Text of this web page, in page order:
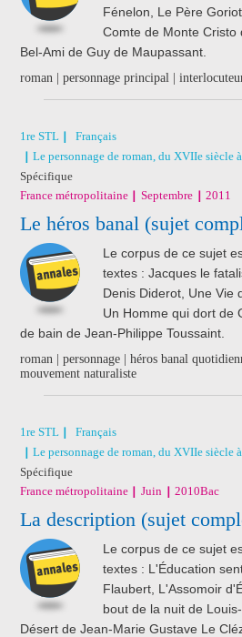
Fénelon, Le Père
Comte de Monte Cristo
Bel-Ami de Guy de Maupassant.
roman | personnage principal |
1re STL
Français
Le personnage de roman, du XVIIe siècle
Spécifique
France métropolitaine
Septembre 2011
Le héros banal (sujet
Le corpus de ce sujet
textes : Jacques le
Denis Diderot, Une Vie
Un Homme qui dort de
de bain de Jean-Philippe Toussaint.
roman | personnage | héros banal
mouvement naturaliste
1re STL
Français
Le personnage de roman, du XVIIe siècle
Spécifique
France métropolitaine
Juin 2010Bac
La description (sujet
Le corpus de ce sujet
textes : L'Éducation
Flaubert, L'Assomoir
bout de la nuit de
Désert de Jean-Marie Gustave Le